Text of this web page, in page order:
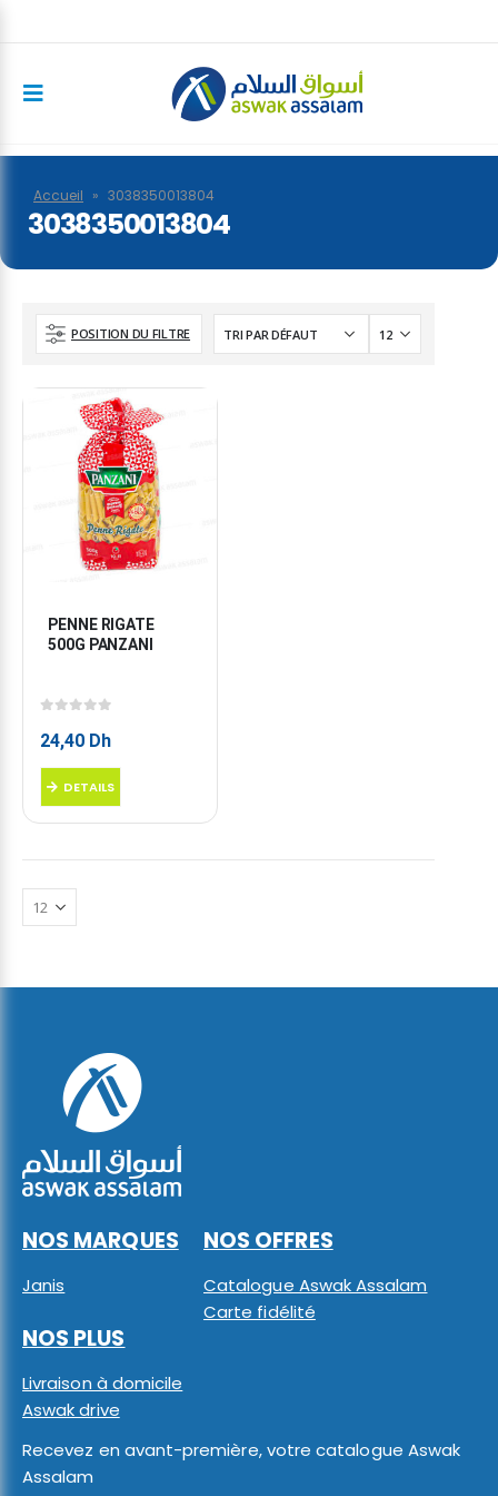
Accueil » 3038350013804
3038350013804
POSITION DU FILTRE
PENNE RIGATE
500G PANZANI
24,40 Dh
DETAILS
NOS MARQUES
Janis
NOS OFFRES
Catalogue Aswak Assalam
Carte fidélité
NOS PLUS
Livraison à domicile
Aswak drive
Recevez en avant-première, votre catalogue Aswak
Assalam